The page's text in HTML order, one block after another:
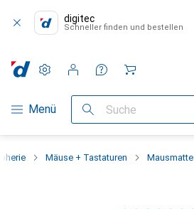
digitec
Schneller finden und bestellen
Navigation nach Kategorien
Menü Suche
Einstellungen
Kundenkonto
Vergleichslisten
Merklisten
Warenkorb
Mäuse + Tastaturen Mausmatte